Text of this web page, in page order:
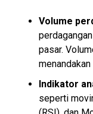
Volume
pasar.
Indikator
seperti